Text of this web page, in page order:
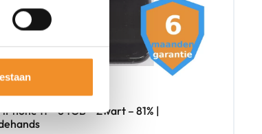
11 – 64GB – Zwart – 81% |